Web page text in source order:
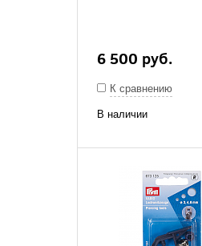
6 500 руб.
К сравнению
В наличии